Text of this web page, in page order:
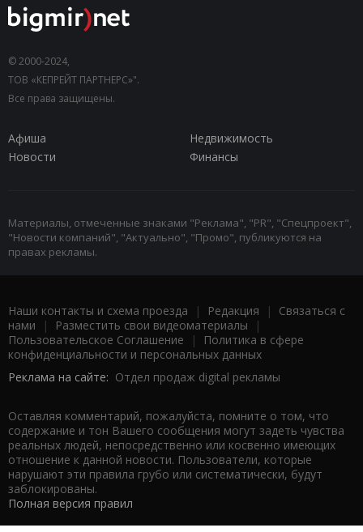
© 2000-2024,
ТОВ «КЕПРЕЙТ ПАРТНЕРС»".
Все права защищены.
Афиша
Недвижимость
Новости
Финансы
Материалы, отмеченные знаками "Реклама", "PR", "Спецпроект",
"Новости компаний", "Актуально", "Промо", публикуются на
правах рекламы.
Наши контакты и схема проезда | Редакция | Связаться с
нами | Разместить свои видеоматериалы |
Пользовательское Соглашение |
Политика в сфере
конфиденциальности и персональных данных
Реклама на сайте: Отдел продаж digital рекламы
Оставляя комментарий, пожалуйста, помните о том, что
содержание и тон Вашего сообщения могут задеть чувства
реальных людей, непосредственно или косвенно имеющих
отношение к данной новости. Пользователи, которые
нарушают эти правила грубо или систематически, будут
заблокированы.
Полная версия правил